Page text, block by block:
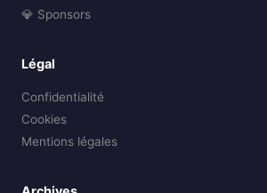
💎 Sponsors
Légal
Confidentialité
Cookies
Mentions légales